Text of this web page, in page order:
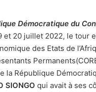
Démocratique du
et 20 juillet 2022, le tour
des Etats de
la République
SIONGO qui avait à ses